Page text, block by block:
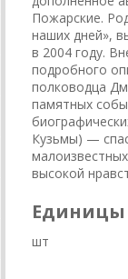
Пожарские.
наших дней»,
в 2004 году.
подробного
полководца
памятных
Кузьмы) —
высокой
Единицы
шт